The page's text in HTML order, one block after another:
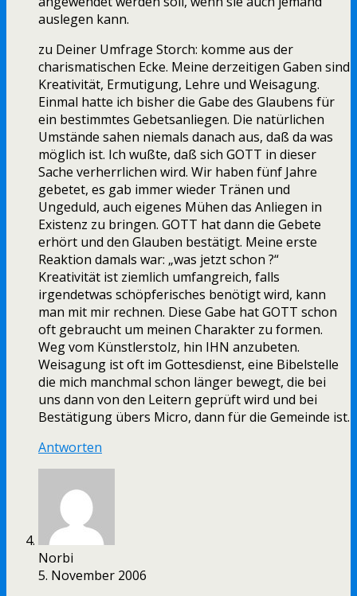
auslegen kann.
zu Deiner Umfrage Storch: komme aus der
charismatischen Ecke. Meine derzeitigen Gaben sind
Kreativität, Ermutigung, Lehre und Weisagung.
Einmal hatte ich bisher die Gabe des Glaubens für
ein bestimmtes Gebetsanliegen. Die natürlichen
Umstände sahen niemals danach aus, daß da was
möglich ist. Ich wußte, daß sich GOTT in dieser
Sache verherrlichen wird. Wir haben fünf Jahre
gebetet, es gab immer wieder Tränen und
Ungeduld, auch eigenes Mühen das Anliegen in
Existenz zu bringen. GOTT hat dann die Gebete
erhört und den Glauben bestätigt. Meine erste
Reaktion damals war: „was jetzt schon ?“
Kreativität ist ziemlich umfangreich, falls
irgendetwas schöpferisches benötigt wird, kann
man mit mir rechnen. Diese Gabe hat GOTT schon
oft gebraucht um meinen Charakter zu formen.
Weg vom Künstlerstolz, hin IHN anzubeten.
Weisagung ist oft im Gottesdienst, eine Bibelstelle
die mich manchmal schon länger bewegt, die bei
uns dann von den Leitern geprüft wird und bei
Bestätigung übers Micro, dann für die Gemeinde ist.
Antworten
Norbi
5. November 2006